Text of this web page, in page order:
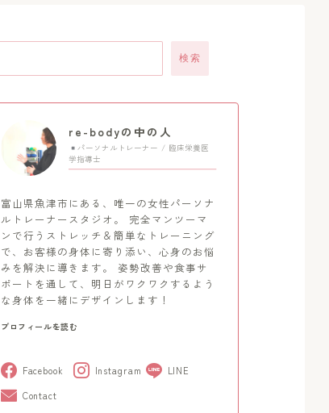
検索
re-bodyの中の人
パーソナルトレーナー / 臨床栄養医
学指導士
富山県魚津市にある、唯一の女性パーソナ
ルトレーナースタジオ。 完全マンツーマ
ンで行うストレッチ＆簡単なトレーニング
で、お客様の身体に寄り添い、心身のお悩
みを解決に導きます。 姿勢改善や食事サ
ポートを通して、明日がワクワクするよう
な身体を一緒にデザインします！
プロフィールを読む
Facebook Instagram
LINE
Contact